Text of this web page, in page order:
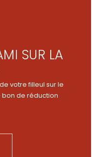
SUR LA
votre filleul sur le
de réduction